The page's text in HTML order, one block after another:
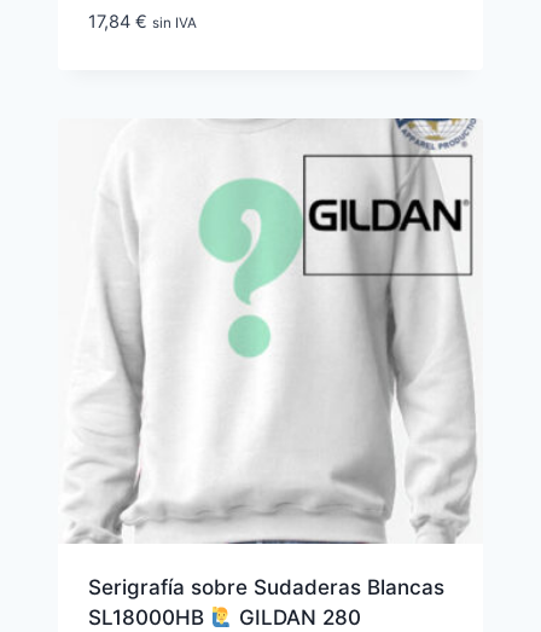
17,84 € sin IVA
Serigrafía sobre Sudaderas Blancas
SL18000HB
GILDAN 280